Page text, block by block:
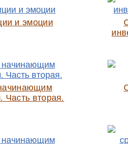
и эмоции
Часть вторая.